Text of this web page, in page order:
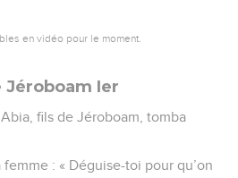
en vidéo pour le moment.
Ier
fils de Jéroboam, tomba
: « Déguise-toi pour qu’on